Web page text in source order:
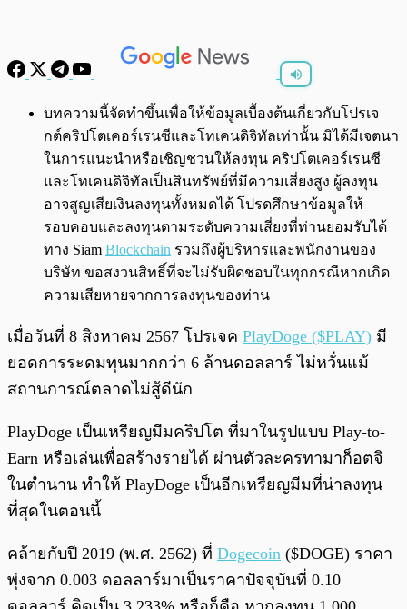
พร้อมเล่น 0:00/0:00
บทความนี้จัดทำขึ้นเพื่อให้ข้อมูลเบื้องต้นเกี่ยวกับโปรเจ
กต์คริปโตเคอร์เรนซีและโทเคนดิจิทัลเท่านั้น มิได้มีเจตนา
ในการแนะนำหรือเชิญชวนให้ลงทุน คริปโตเคอร์เรนซี
และโทเคนดิจิทัลเป็นสินทรัพย์ที่มีความเสี่ยงสูง ผู้ลงทุน
อาจสูญเสียเงินลงทุนทั้งหมดได้ โปรดศึกษาข้อมูลให้
รอบคอบและลงทุนตามระดับความเสี่ยงที่ท่านยอมรับได้
ทาง Siam Blockchain รวมถึงผู้บริหารและพนักงานของ
บริษัท ขอสงวนสิทธิ์ที่จะไม่รับผิดชอบในทุกกรณีหากเกิด
ความเสียหายจากการลงทุนของท่าน
เมื่อวันที่ 8 สิงหาคม 2567 โปรเจค PlayDoge ($PLAY) มี
ยอดการระดมทุนมากกว่า 6 ล้านดอลลาร์ ไม่หวั่นแม้
สถานการณ์ตลาดไม่สู้ดีนัก
PlayDoge เป็นเหรียญมีมคริปโต ที่มาในรูปแบบ Play-to-
Earn หรือเล่นเพื่อสร้างรายได้ ผ่านตัวละครทามาก็อตจิ
ในตำนาน ทำให้ PlayDoge เป็นอีกเหรียญมีมที่น่าลงทุน
ที่สุดในตอนนี้
คล้ายกับปี 2019 (พ.ศ. 2562) ที่ Dogecoin ($DOGE) ราคา
พุ่งจาก 0.003 ดอลลาร์มาเป็นราคาปัจจุบันที่ 0.10